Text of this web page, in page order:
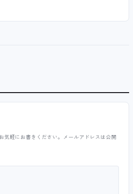
気軽にお書きください。メールアドレスは公開